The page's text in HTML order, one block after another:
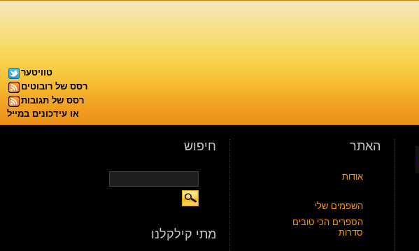
טוויטער
רסס של רובוטים
רסס של תגובות
או עידכונים במייל
האתר
אודות
השפמים שלי
הספרים הכי טובים
סדרות
חיפוש
מתי קילקלנו